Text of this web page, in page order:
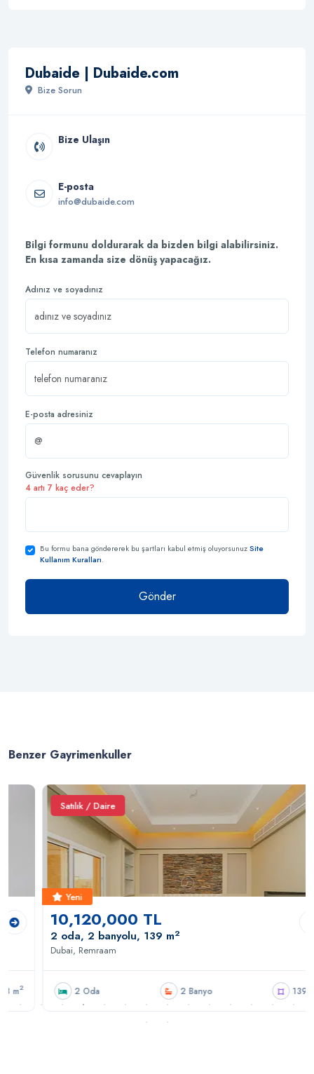
Dubaide | Dubaide.com
Bize Sorun
Bize Ulaşın
E-posta
info@dubaide.com
Bilgi formunu doldurarak da bizden bilgi alabilirsiniz.
En kısa zamanda size dönüş yapacağız.
Adınız ve soyadınız
Telefon numaranız
E-posta adresiniz
Güvenlik sorusunu cevaplayın
4 artı 7 kaç eder?
Bu formu bana göndererek bu şartları kabul etmiş oluyorsunuzSite
Kullanım Kuralları.
Gönder
Benzer Gayrimenkuller
Satılık / Daire
10,120,000 TL
2 oda, 2 banyolu, 139 m2
Dubai, Remraam
2 Oda 2 Banyo 139 m2